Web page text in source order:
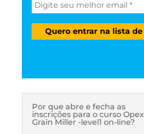
Por que abre e fecha as
inscrições para o curso Opex
Grain Miller -level1 on-line?